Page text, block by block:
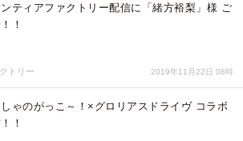
ティアファクトリー配信に「緒方裕梨」様 ご
！
トリー 2019年11月22日 08時
ゃのがっこ～！×グロリアスドライヴ コラボ
！